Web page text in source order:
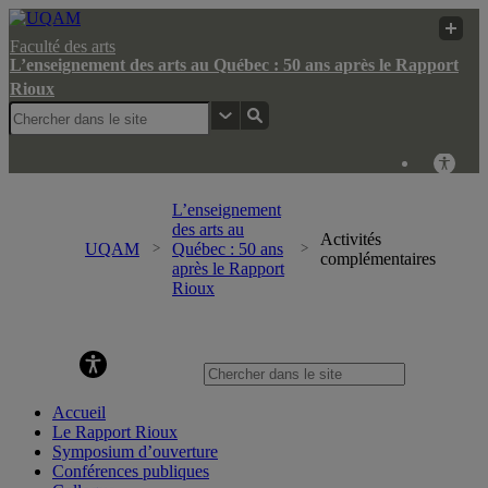
Faculté des arts
L’enseignement des arts au Québec : 50 ans après le Rapport
Rioux
UQAM
L’enseignement
des arts au
Québec : 50 ans
après le Rapport
Rioux
Activités
complémentaires
Accueil
Le Rapport Rioux
Symposium d’ouverture
Conférences publiques